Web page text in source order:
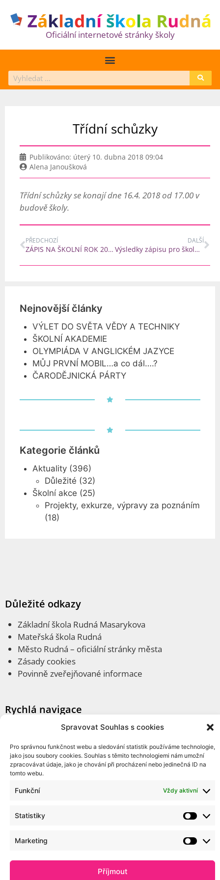
Spravovat Souhlas s cookies
Pro správnou funkčnost webu a sledování statistik používáme technologie,
jako jsou soubory cookies. Souhlas s těmito technologiemi nám umožní
zpracovávat údaje, jako je chování při procházení nebo jedinečná ID na
tomto webu.
Funkční Vždy aktivní
Statistiky
Marketing
Příjmout
Oficiální internetové stránky školy
Nejnovější články
VÝLET DO SVĚTA VĚDY A TECHNIKY
ŠKOLNÍ AKADEMIE
OLYMPIÁDA V ANGLICKÉM JAZYCE
MŮJ PRVNÍ MOBIL…a co dál….?
ČARODĚJNICKÁ PÁRTY
Kategorie článků
Aktuality(396)
Důležité (32)
Školní akce (25)
Projekty, exkurze, výpravy za poznáním
(18)
Třídní schůzky
Publikováno: úterý 10. dubna 2018 09:04
Alena Janoušková
Třídní schůzky se konají dne 16.4. 2018 od 17.00 v
budově školy.
PŘEDCHOZÍ
ZÁPIS NA ŠKOLNÍ ROK 2018/2019
DALŠÍ
Výsledky zápisu pro školní rok 2018/2019
Důležité odkazy
Základní škola Rudná Masarykova
Mateřská škola Rudná
Město Rudná – oficiální stránky města
Zásady cookies
Povinně zveřejňované informace
Rychlá navigace
Kontakty
Fotogalerie
Ke stažení
Archivní články
Interní odkazy
Administrace webu
Webmail
Portál Office 365